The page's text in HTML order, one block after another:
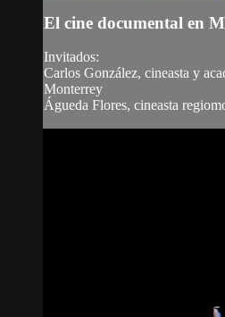
El cine documental en
Invitados:
Carlos González, cineasta y
Monterrey
Águeda Flores, cineasta